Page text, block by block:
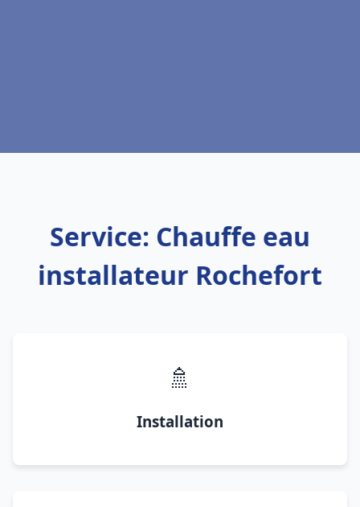
Service: Chauffe eau
installateur Rochefort
🚿
Installation